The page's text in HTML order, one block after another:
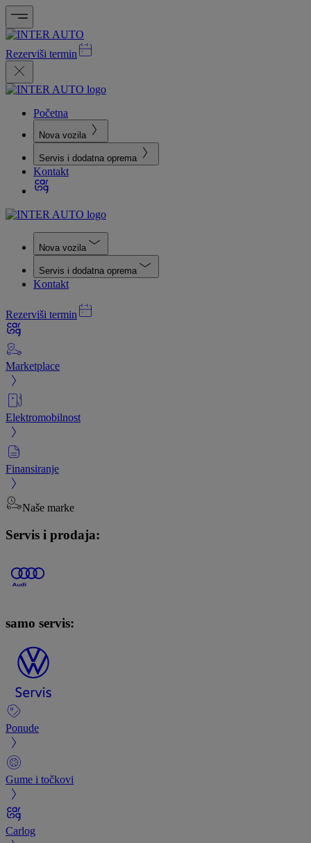
Rezerviši termin
Početna
Nova vozila
Servis i dodatna oprema
Kontakt
Nova vozila
Servis i dodatna oprema
Kontakt
Rezerviši termin
Marketplace
Elektromobilnost
Finansiranje
Naše marke
Servis i prodaja:
samo servis:
Ponude
Gume i točkovi
Carlog